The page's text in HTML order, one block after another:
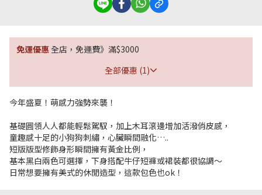
免運優惠全店，免運費》滿$3000
全部優惠 (1)
今年盛夏！萌感力強勢來襲！
基礎圓領人人都能輕鬆駕馭，加上木耳滾邊增加活潑俏皮感，
童趣感十足的小狗狗刺繡，心臟瞬間融化…..
短版版型修飾身形瞬間擁有黃金比例，
基本黑白兩色可選擇，下身搭配牛仔短褲或裙裝都很協調～
日常想要擁有美式的休閒造型，這款包色也ok！